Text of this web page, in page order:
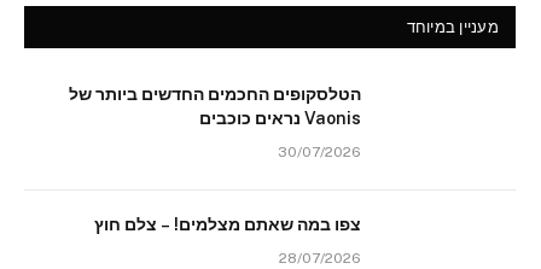
מעניין במיוחד
הטלסקופים החכמים החדשים ביותר של
Vaonis נראים כוכבים
30/07/2026
צפו במה שאתם מצלמים! – צלם חוץ
28/07/2026